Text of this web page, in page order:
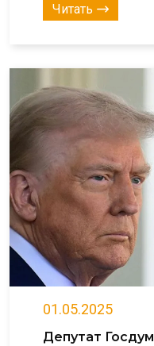
Читать
01.05.2025
Депутат